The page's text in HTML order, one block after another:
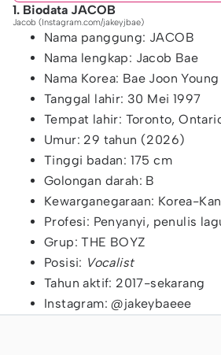
1. Biodata JACOB
Jacob (Instagram.com/jakeyjbae)
Nama panggung: JACOB
Nama lengkap: Jacob Bae
Nama Korea: Bae Joon
Tanggal lahir: 30 Mei 1997
Tempat lahir: Toronto,
Umur: 29 tahun (2026)
Tinggi badan: 175 cm
Golongan darah: B
Kewarganegaraan: Korea-
Profesi: Penyanyi, penulis
Grup: THE BOYZ
Posisi: Vocalist
Tahun aktif: 2017-sekarang
Instagram: @jakeybaeee